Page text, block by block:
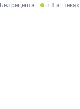
Без рецепта в 8 аптеках